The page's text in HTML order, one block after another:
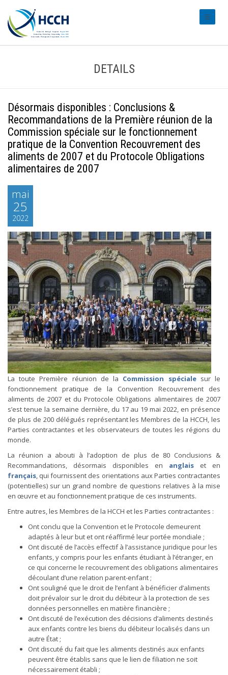
DETAILS
Désormais disponibles : Conclusions &
Recommandations de la Première réunion de la
Commission spéciale sur le fonctionnement
pratique de la Convention Recouvrement des
aliments de 2007 et du Protocole Obligations
alimentaires de 2007
mai
25
2022
La toute Première réunion de la Commission spécialesur le
fonctionnement pratique de la Convention Recouvrement des
aliments de 2007 et du Protocole Obligations alimentaires de 2007
s’est tenue la semaine dernière, du 17 au 19 mai 2022, en présence
de plus de 200 délégués représentant les Membres de la HCCH, les
Parties contractantes et les observateurs de toutes les régions du
monde.
La réunion a abouti à l’adoption de plus de 80 Conclusions &
Recommandations, désormais disponibles en anglais et en
français, qui fournissent des orientations aux Parties contractantes
(potentielles) sur un grand nombre de questions relatives à la mise
en œuvre et au fonctionnement pratique de ces instruments.
Entre autres, les Membres de la HCCH et les Parties contractantes :
Ont conclu que la Convention et le Protocole demeurent
adaptés à leur but et ont réaffirmé leur portée mondiale ;
Ont discuté de l’accès effectif à l’assistance juridique pour les
enfants, y compris pour les enfants étudiant à l’étranger, en
ce qui concerne le recouvrement des obligations alimentaires
découlant d’une relation parent-enfant ;
Ont souligné que le droit de l’enfant à bénéficier d’aliments
doit prévaloir sur le droit du débiteur à la protection de ses
données personnelles en matière financière ;
Ont discuté de l’exécution des décisions d’aliments destinés
aux enfants contre les biens du débiteur localisés dans un
autre État ;
Ont discuté du fait que les aliments destinés aux enfants
peuvent être établis sans que le lien de filiation ne soit
nécessairement établi ;